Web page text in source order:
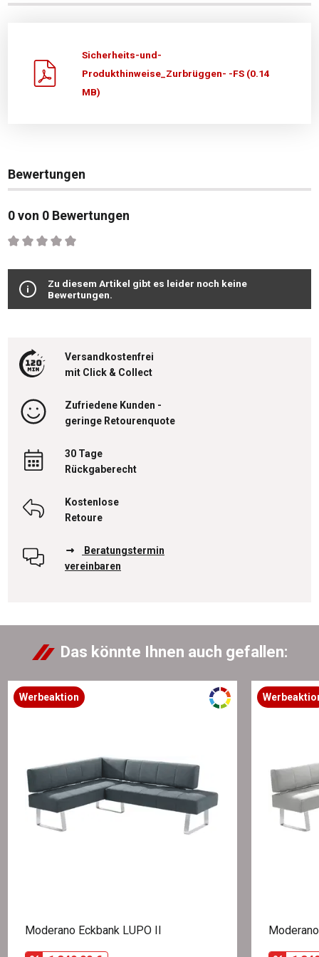
Sicherheits-und-
Produkthinweise_Zurbrüggen- -FS (0.14
MB)
Bewertungen
0 von 0 Bewertungen
Durchschnittliche Bewertung von 0 von 5 Sternen
Zu diesem Artikel gibt es leider noch keine
Bewertungen.
Versandkostenfrei
mit Click & Collect
Zufriedene Kunden -
geringe Retourenquote
30 Tage
Rückgaberecht
Kostenlose
Retoure
Beratungstermin
vereinbaren
Das könnte Ihnen auch gefallen:
Werbeaktion
Moderano Eckbank LUPO II